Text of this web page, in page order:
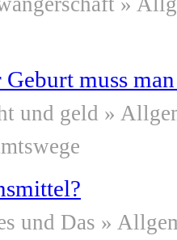
muss
und geld »
und Das »